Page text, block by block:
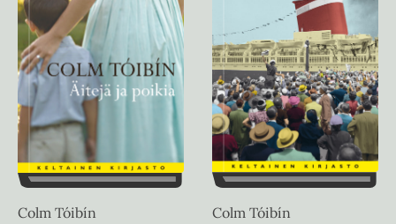
Colm Tóibín Colm Tóibín